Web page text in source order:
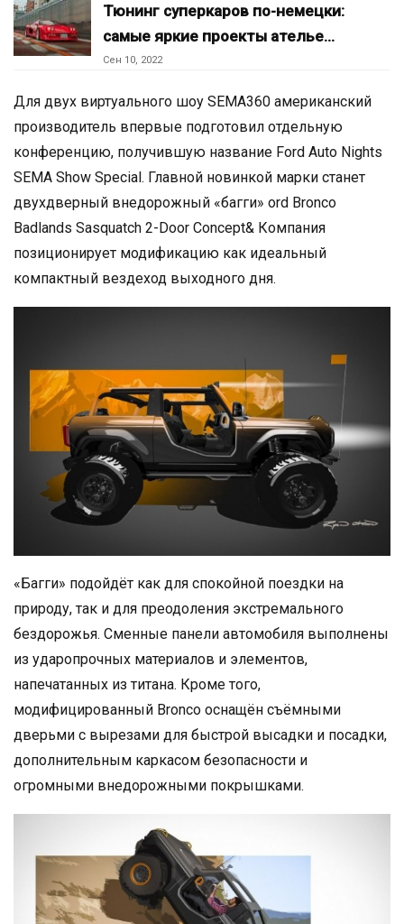
Тюнинг суперкаров по-немецки:
самые яркие проекты ателье…
Сен 10, 2022
Для двух виртуального шоу SEMA360 американский
производитель впервые подготовил отдельную
конференцию, получившую название Ford Auto Nights
SEMA Show Special. Главной новинкой марки станет
двухдверный внедорожный «багги» ord Bronco
Badlands Sasquatch 2-Door Concept& Компания
позиционирует модификацию как идеальный
компактный вездеход выходного дня.
«Багги» подойдёт как для спокойной поездки на
природу, так и для преодоления экстремального
бездорожья. Сменные панели автомобиля выполнены
из ударопрочных материалов и элементов,
напечатанных из титана. Кроме того,
модифицированный Bronco оснащён съёмными
дверьми с вырезами для быстрой высадки и посадки,
дополнительным каркасом безопасности и
огромными внедорожными покрышками.